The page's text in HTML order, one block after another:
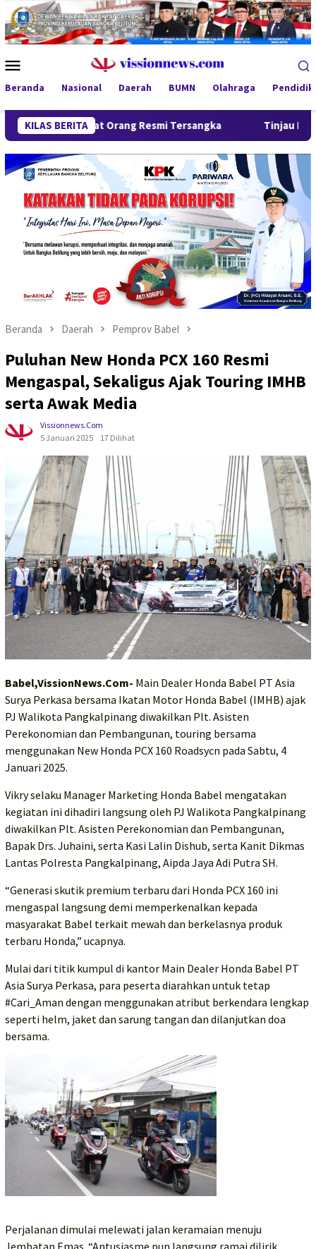
Loncat
ke
konten
Mobile
Beranda Nasional Daerah BUMN Olahraga
KILAS BERITA
Orang Resmi Tersangka Tinjau Program MBG 3B di
Beranda Daerah Pemprov Babel
Puluhan New Honda PCX 160 Resmi
Mengaspal, Sekaligus Ajak Touring IMHB
serta Awak Media
Vissionnews.com
5 Januari 2025
17 Dilihat
Babel,VissionNews.Com- Main Dealer Honda Babel PT Asia
Surya Perkasa bersama Ikatan Motor Honda Babel (IMHB) ajak
PJ Walikota Pangkalpinang diwakilkan Plt. Asisten
Perekonomian dan Pembangunan, touring bersama
menggunakan New Honda PCX 160 Roadsycn pada Sabtu, 4
Januari 2025.
Vikry selaku Manager Marketing Honda Babel mengatakan
kegiatan ini dihadiri langsung oleh PJ Walikota Pangkalpinang
diwakilkan Plt. Asisten Perekonomian dan Pembangunan,
Bapak Drs. Juhaini, serta Kasi Lalin Dishub, serta Kanit Dikmas
Lantas Polresta Pangkalpinang, Aipda Jaya Adi Putra SH.
“Generasi skutik premium terbaru dari Honda PCX 160 ini
mengaspal langsung demi memperkenalkan kepada
masyarakat Babel terkait mewah dan berkelasnya produk
terbaru Honda,” ucapnya.
Mulai dari titik kumpul di kantor Main Dealer Honda Babel PT
Asia Surya Perkasa, para peserta diarahkan untuk tetap
#Cari_Aman dengan menggunakan atribut berkendara lengkap
seperti helm, jaket dan sarung tangan dan dilanjutkan doa
bersama.
Perjalanan dimulai melewati jalan keramaian menuju
Jembatan Emas. “Antusiasme pun langsung ramai dilirik